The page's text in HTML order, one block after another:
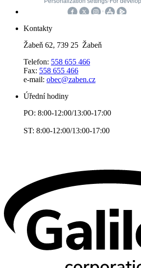
Kontakty
Žabeň 62, 739 25 Žabeň
Telefon: 558 655 466
Fax: 558 655 466
e-mail: obec@zaben.cz
Úřední hodiny
PO: 8:00-12:00/13:00-17:00
ST: 8:00-12:00/13:00-17:00